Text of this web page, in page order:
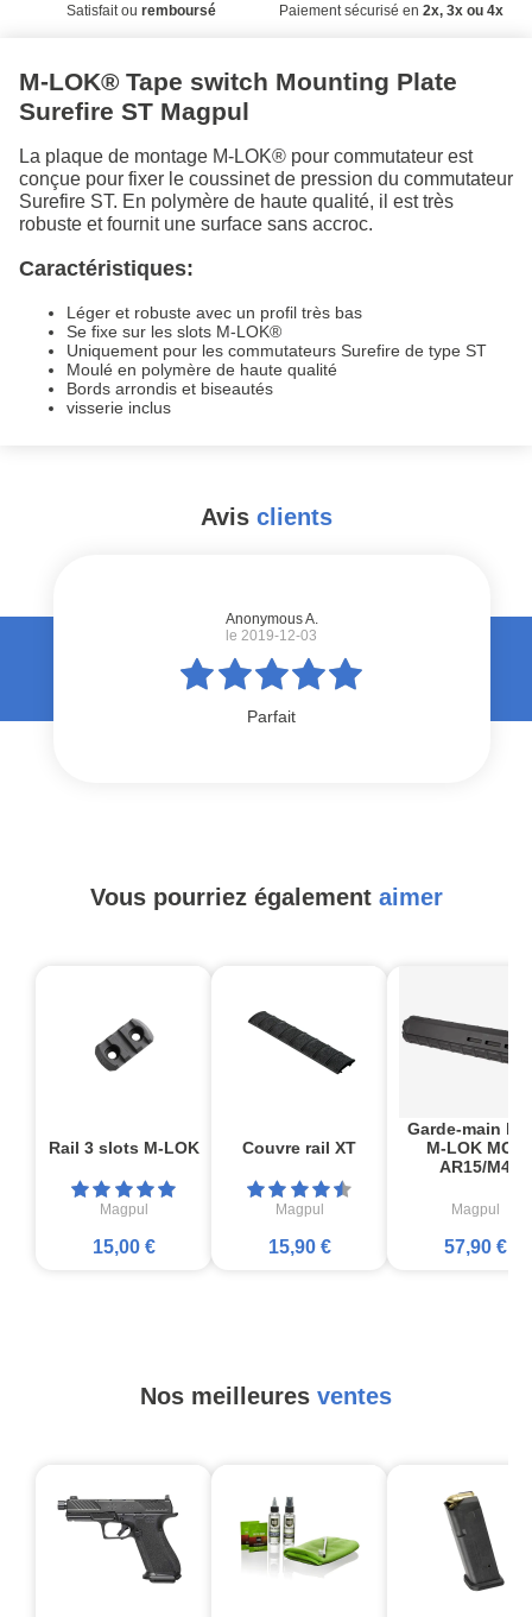
Satisfait ou remboursé Paiement sécurisé en 2x, 3x ou 4x
M-LOK® Tape switch Mounting Plate
Surefire ST Magpul
La plaque de montage M-LOK® pour commutateur est
conçue pour fixer le coussinet de pression du commutateur
Surefire ST. En polymère de haute qualité, il est très
robuste et fournit une surface sans accroc.
Caractéristiques:
Léger et robuste avec un profil très bas
Se fixe sur les slots M-LOK®
Uniquement pour les commutateurs Surefire de type ST
Moulé en polymère de haute qualité
Bords arrondis et biseautés
visserie inclus
Avis clients
Anonymous A.
le 2019-12-03
Parfait
Vous pourriez également aimer
Rail 3 slots M-LOK
Magpul
15,00 €
Couvre rail XT
Magpul
15,90 €
Garde-main
M-LOK MOE
AR15/M4
Magpul
57,90 €
Nos meilleures ventes